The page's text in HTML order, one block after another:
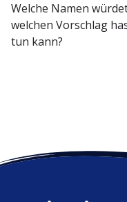
Welche Namen
welchen Vorschlag
tun kann?